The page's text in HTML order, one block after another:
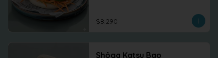
$8.290
Shôga Katsu Bao